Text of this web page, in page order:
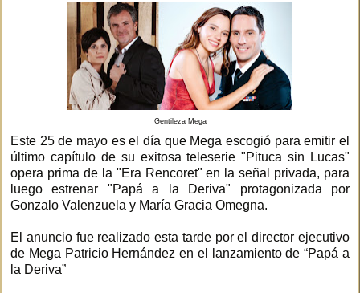
Gentileza Mega
Este 25 de mayo es el día que Mega escogió para emitir el
último capítulo de su exitosa teleserie "Pituca sin Lucas"
opera prima de la "Era Rencoret" en la señal privada, para
luego estrenar "Papá a la Deriva" protagonizada por
Gonzalo Valenzuela y María Gracia Omegna.
El anuncio fue realizado esta tarde por el director ejecutivo
de Mega Patricio Hernández en el lanzamiento de “Papá a
la Deriva”